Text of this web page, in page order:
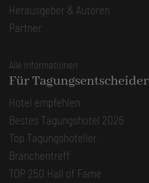
Herausgeber & Autoren
Partner
Alle Informationen
Für Tagungsentscheider
Hotel empfehlen
Bestes Tagungshotel 2026
Top Tagungshotelier
Branchentreff
TOP 250 Hall of Fame